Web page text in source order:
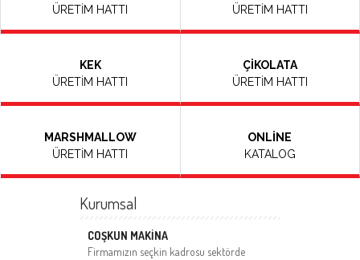
ÜRETİM HATTI
ÜRETİM HATTI
KEK
ÜRETİM HATTI
ÇİKOLATA
ÜRETİM HATTI
MARSHMALLOW
ÜRETİM HATTI
ONLİNE
KATALOG
Kurumsal
COŞKUN MAKİNA
Firmamızın seçkin kadrosu sektörde